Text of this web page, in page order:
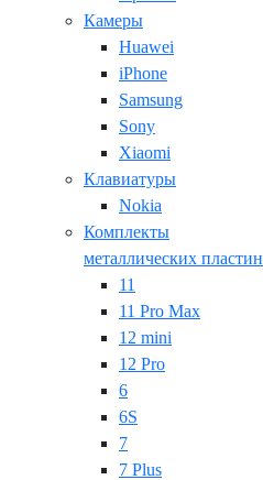
Камеры
Huawei
iPhone
Samsung
Sony
Xiaomi
Клавиатуры
Nokia
Комплекты
металлических пластин
11
11 Pro Max
12 mini
12 Pro
6
6S
7
7 Plus